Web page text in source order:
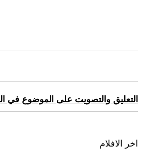
التعليق والتصويت على الموضوع في
اخر الافلام